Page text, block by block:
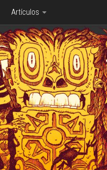
Artículos